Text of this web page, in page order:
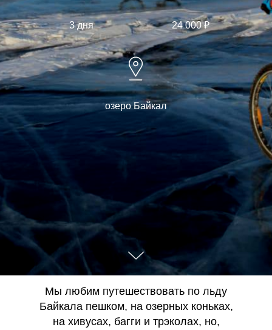
3 дня 24 000 ₽
озеро Байкал
Мы любим путешествовать по льду
Байкала пешком, на озерных коньках,
на хивусах, багги и трэколах, но,